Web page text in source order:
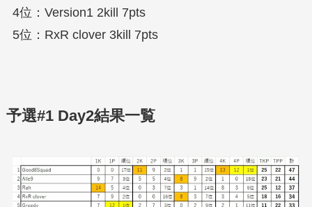
4位：Version1 2kill 7pts
5位：RxR clover 3kill 7pts
予選#1 Day2結果一覧